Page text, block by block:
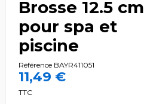
Brosse 12.5 cm
pour spa et
piscine
Référence BAYR411051
11,49 €
TTC